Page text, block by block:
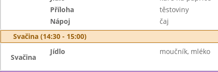
Příloha
těstoviny
Nápoj
čaj
Svačina (14:30 - 15:00)
Svačina
Jídlo moučník, mléko